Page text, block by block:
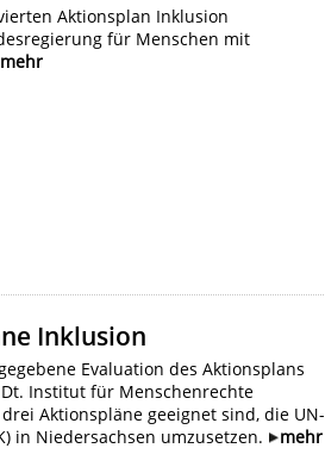
Aktionsplan Inklusion
für Menschen mit
mehr
Inklusion
Evaluation des Aktionsplans
Institut für Menschenrechte
Aktionspläne geeignet sind, die UN-
in Niedersachsen umzusetzen.
mehr